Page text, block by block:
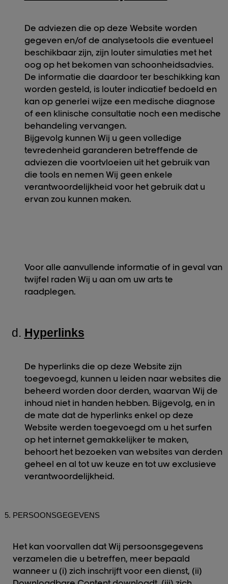
De adviezen die op deze Website worden
gegeven en/of de analysetools die eventueel
beschikbaar zijn, zijn louter simulaties met het
oog op het bekomen van schoonheidsadvies.
De informatie die daardoor ter beschikking kan
worden gesteld, is louter indicatief bedoeld en
kan op generlei wijze een medische diagnose
of een klinische consultatie noch een medische
behandeling vervangen.
Bijgevolg kunnen Wij u geen volledige
tevredenheid garanderen betreffende de
adviezen die voortvloeien uit het gebruik van
die tools en nemen Wij geen enkele
verantwoordelijkheid voor het gebruik dat u
ervan zou kunnen maken.
Voor alle aanvullende informatie of in geval van
twijfel raden Wij u aan om uw arts te
raadplegen.
Hyperlinks
De hyperlinks die op deze Website zijn
toegevoegd, kunnen u leiden naar websites die
beheerd worden door derden, waarvan Wij de
inhoud niet in handen hebben. Bijgevolg, en in
de mate dat de hyperlinks enkel op deze
Website werden toegevoegd om u het surfen
op het internet gemakkelijker te maken,
behoort het bezoeken van websites van derden
geheel en al tot uw keuze en tot uw exclusieve
verantwoordelijkheid.
PERSOONSGEGEVENS
Het kan voorvallen dat Wij persoonsgegevens
verzamelen die u betreffen, meer bepaald
wanneer u (i) zich inschrijft voor een dienst, (ii)